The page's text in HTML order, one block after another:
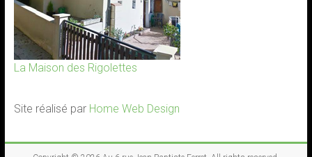
La Maison des Rigolettes
Site réalisé par Home Web Design